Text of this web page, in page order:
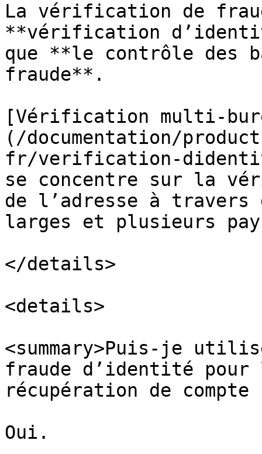
La vérification de
**vérification
que **le contrôle des
fraude**.
[Vérification multi-
(/documentation/
fr/verification-
se concentre sur la
de l’adresse à travers
larges et plusieurs
</details>
<details>
<summary>Puis-je
fraude d’identité pour
récupération de compte
Oui.